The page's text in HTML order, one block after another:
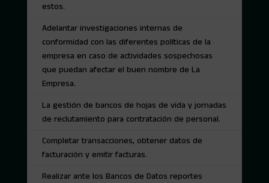
estos.
Adelantar investigaciones internas de
conformidad con las diferentes políticas de la
empresa en caso de actividades sospechosas
que puedan afectar el buen nombre de La
Empresa.
La gestión de bancos de hojas de vida y jornadas
de reclutamiento para contratación de personal.
Completar transacciones, obtener datos de
facturación y emitir facturas.
Realizar ante los Bancos de Datos reportes